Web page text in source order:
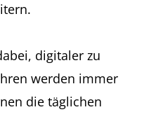
digitaler zu
werden immer
die täglichen